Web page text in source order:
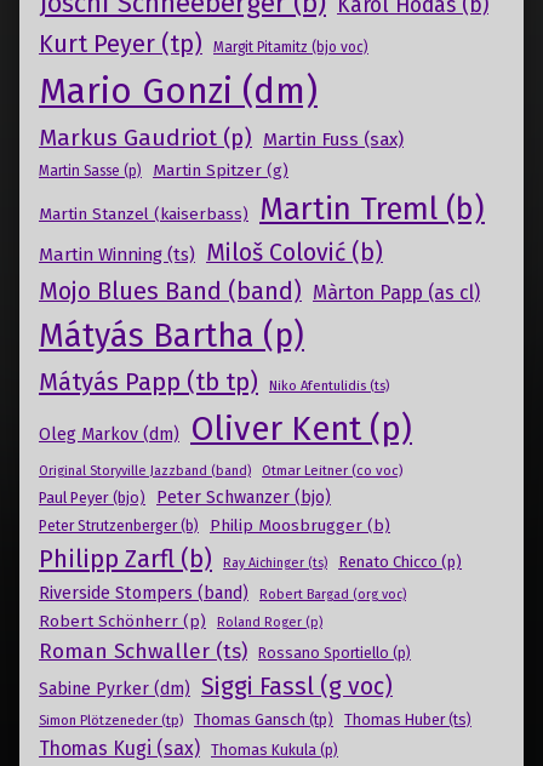
Karol Hodas (b)
Kurt Peyer (tp) Margit Pitamitz (bjo voc)
Mario Gonzi (dm)
Markus Gaudriot (p) Martin Fuss (sax)
Martin Sasse (p) Martin Spitzer (g)
Martin Stanzel (kaiserbass) Martin Treml (b)
Martin Winning (ts) Miloš Colović (b)
Mojo Blues Band (band) Màrton Papp (as cl)
Mátyás Bartha (p)
Mátyás Papp (tb tp) Niko Afentulidis (ts)
Oleg Markov (dm) Oliver Kent (p)
Original Storyville Jazzband (band) Otmar Leitner (co voc)
Paul Peyer (bjo) Peter Schwanzer (bjo)
Peter Strutzenberger (b) Philip Moosbrugger (b)
Philipp Zarfl (b) Ray Aichinger (ts) Renato Chicco (p)
Riverside Stompers (band) Robert Bargad (org voc)
Robert Schönherr (p) Roland Roger (p)
Roman Schwaller (ts) Rossano Sportiello (p)
Sabine Pyrker (dm) Siggi Fassl (g voc)
Simon Plötzeneder (tp) Thomas Gansch (tp) Thomas Huber (ts)
Thomas Kugi (sax) Thomas Kukula (p)